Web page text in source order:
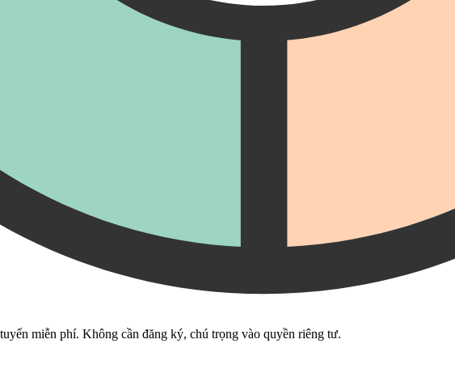
miễn phí. Không cần đăng ký, chú trọng vào quyền riêng tư.